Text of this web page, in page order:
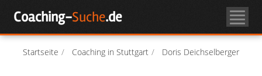
Coaching-Suche.de
Startseite Coaching in Stuttgart Doris Deichselberger
Coachsuche
Über Coaching